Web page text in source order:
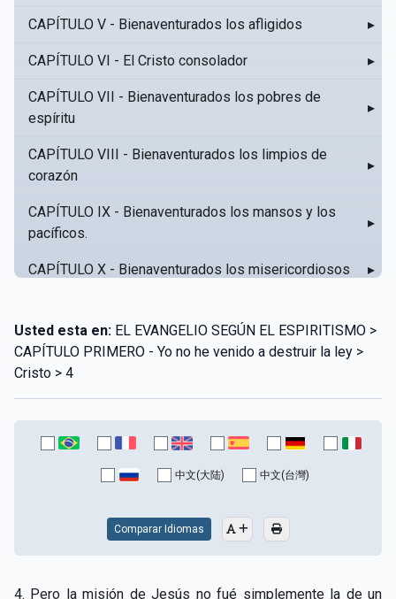
CAPÍTULO V - Bienaventurados los afligidos ▸
CAPÍTULO VI - El Cristo consolador ▸
CAPÍTULO VII - Bienaventurados los pobres de
espíritu
▸
CAPÍTULO VIII - Bienaventurados los limpios de
corazón
▸
CAPÍTULO IX - Bienaventurados los mansos y los
pacíficos.
▸
CAPÍTULO X - Bienaventurados los misericordiosos ▸
CAPÍTULO XII - Amad a vuestros enemigos
CAPÍTULO XIII - No sepa tu izquierda lo que hace tu
derecha
CAPÍTULO XIV - Honra a tu padre y a tu madre
CAPÍTULO XV - Sin caridad no hay salvación
Usted esta en: EL EVANGELIO SEGÚN EL ESPIRITISMO >
CAPÍTULO PRIMERO - Yo no he venido a destruir la ley >
Cristo > 4
中文(大陆) 中文(台灣)
Comparar Idiomas
4. Pero la misión de Jesús no fué simplemente la de un